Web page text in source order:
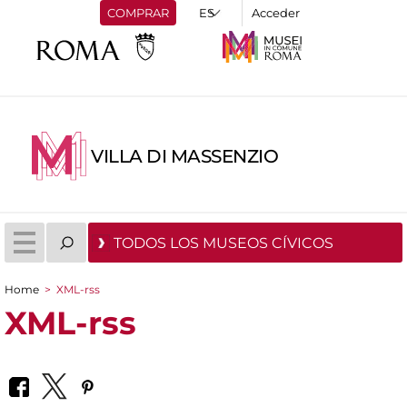
COMPRAR Acceder
VILLA DI MASSENZIO
TODOS LOS MUSEOS CÍVICOS
You are here
Home > XML-rss
XML-rss